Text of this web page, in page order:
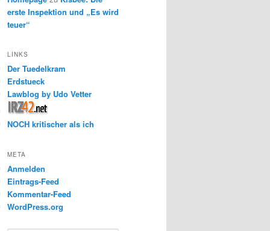
erste Inspektion und „Es wird
teuer“
LINKS
Der Tuedelkram
Erdstueck
Lawblog by Udo Vetter
NOCH kritischer als ich
META
Anmelden
Eintrags-Feed
Kommentar-Feed
WordPress.org